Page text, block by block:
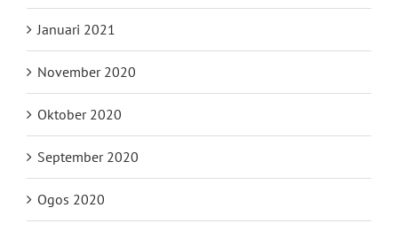
Januari 2021
November 2020
Oktober 2020
September 2020
Ogos 2020